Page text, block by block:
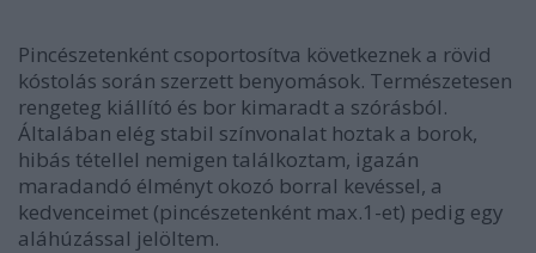
Pincészetenként csoportosítva következnek a rövid
kóstolás során szerzett benyomások. Természetesen
rengeteg kiállító és bor kimaradt a szórásból.
Általában elég stabil színvonalat hoztak a borok,
hibás tétellel nemigen találkoztam, igazán
maradandó élményt okozó borral kevéssel, a
kedvenceimet (pincészetenként max.1-et) pedig egy
aláhúzással jelöltem.